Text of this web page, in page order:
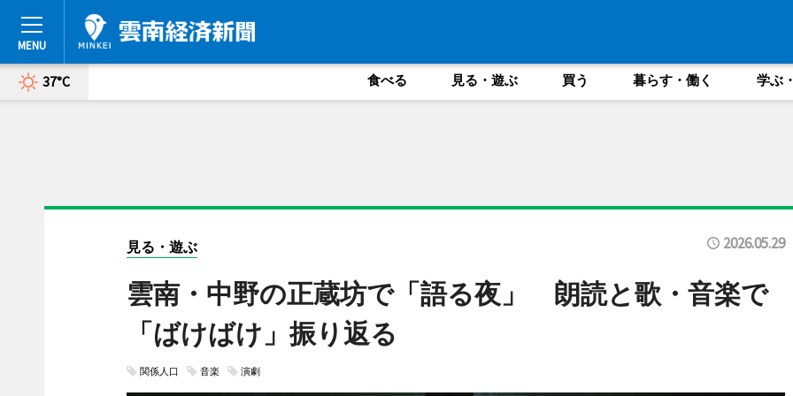
37°C 食べる 見る・遊ぶ 買う 暮らす・働く 学ぶ
見る・遊ぶ 2026.05.29
雲南・中野の正蔵坊で「語る夜」 朗読と歌・音楽で
「ばけばけ」振り返る
関係人口 音楽 演劇